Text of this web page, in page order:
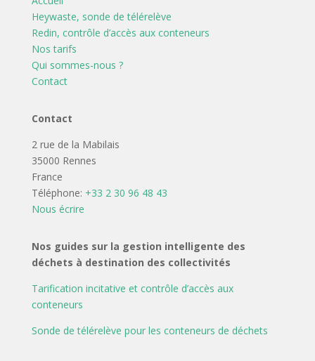
Heywaste, sonde de télérelève
Redin, contrôle d’accès aux conteneurs
Nos tarifs
Qui sommes-nous ?
Contact
Contact
2 rue de la Mabilais
35000 Rennes
France
Téléphone: +33 2 30 96 48 43
Nous écrire
Nos guides sur la gestion intelligente des
déchets à destination des collectivités
Tarification incitative et contrôle d’accès aux
conteneurs
Sonde de télérelève pour les conteneurs de déchets